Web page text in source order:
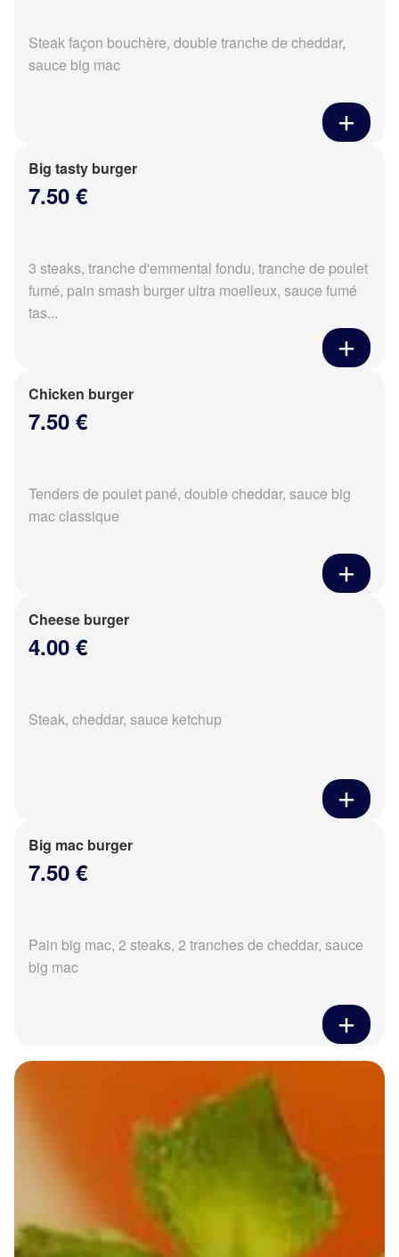
Steak façon bouchère, double tranche de cheddar,
sauce big mac
Big tasty burger
7.50 €
3 steaks, tranche d'emmental fondu, tranche de poulet
fumé, pain smash burger ultra moelleux, sauce fumé
tas...
Chicken burger
7.50 €
Tenders de poulet pané, double cheddar, sauce big
mac classique
Cheese burger
4.00 €
Steak, cheddar, sauce ketchup
Big mac burger
7.50 €
Pain big mac, 2 steaks, 2 tranches de cheddar, sauce
big mac